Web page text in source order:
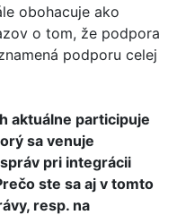
obohacuje ako
o tom, že podpora
podporu celej
aktuálne participuje
sa venuje
pri integrácii
ste sa aj v tomto
resp. na